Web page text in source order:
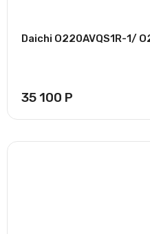
Daichi O220AVQS1R-1/
35 100 Р